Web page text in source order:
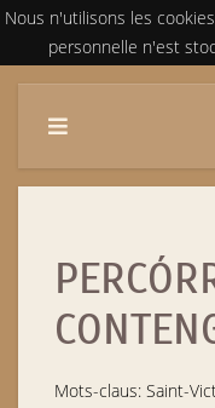
Nous n'utilisons les
personnelle n'est
Mots-claus: Saint-